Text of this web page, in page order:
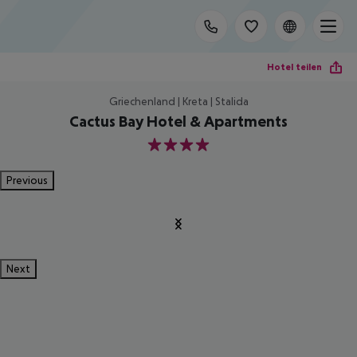
Hotel teilen
Griechenland | Kreta | Stalida
Cactus Bay Hotel & Apartments
4
Previous
Next